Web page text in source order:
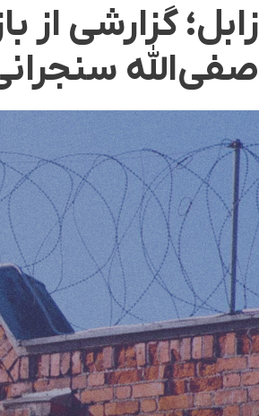
زابل؛ گزارشی
صفی‌الله